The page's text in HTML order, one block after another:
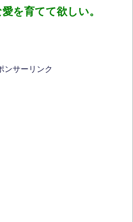
を育てて欲しい。
ンサーリンク